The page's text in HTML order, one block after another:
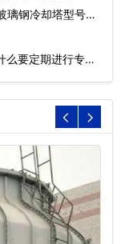
璃钢冷却塔型号规
么要定期进行专业